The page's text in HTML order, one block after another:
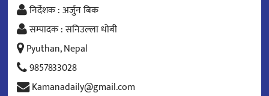
निर्देशक : अर्जुन बिक
सम्पादक : सनिउल्ला धोबी
Pyuthan, Nepal
9857833028
Kamanadaily@gmail.com